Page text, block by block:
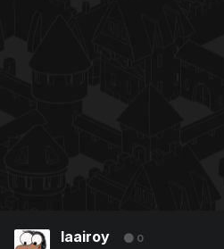
laairoy 0